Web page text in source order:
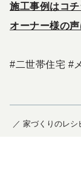
施工事例はコチ
オーナー様の
#二世帯住宅 #
／ 家づくりのレシ